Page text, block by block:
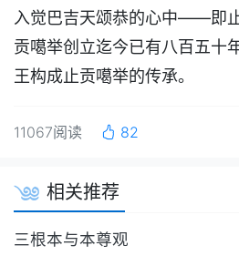
入觉巴吉天颂恭的心中——即
贡噶举创立迄今已有八百五十
王构成止贡噶举的传承。
11067阅读 82
相关推荐
三根本与本尊观